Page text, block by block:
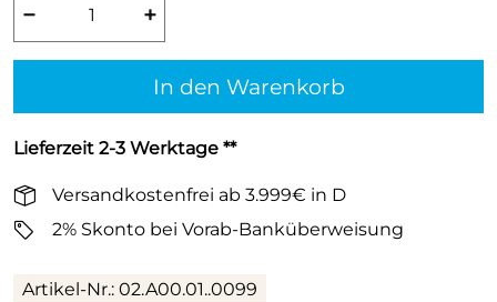
− +
In den Warenkorb
Lieferzeit 2-3 Werktage **
Versandkostenfrei ab 3.999€ in D
2% Skonto bei Vorab-Banküberweisung
Artikel-Nr.: 02.A00.01..0099